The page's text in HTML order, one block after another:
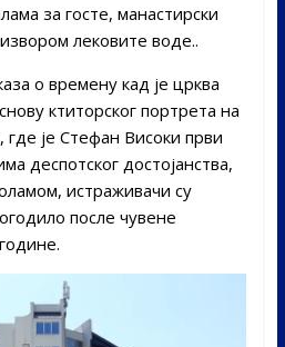
за госте, манастирски
лековите воде..
о времену кад је црква
ктиторског портрета на
је Стефан Високи први
деспотског достојанства,
истраживачи су
после чувене